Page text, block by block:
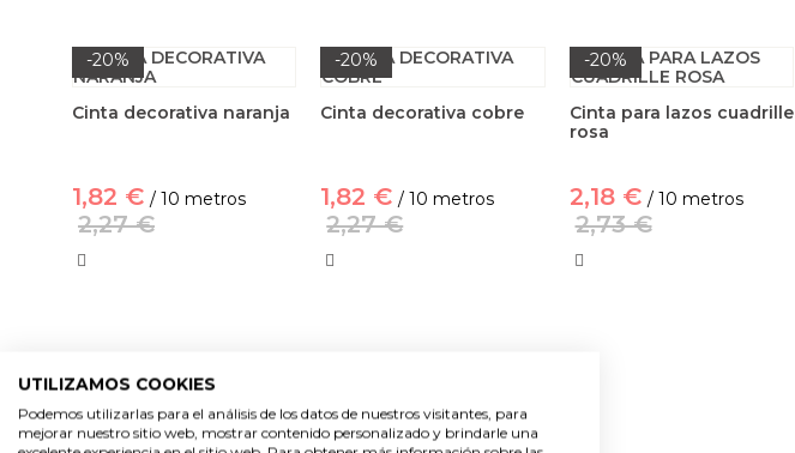
-20%
Cinta decorativa naranja
1,82 € / 10 metros
2,27 €
-20%
Cinta decorativa cobre
1,82 € / 10 metros
2,27 €
-20%
Cinta para lazos cuadrille
rosa
2,18 € / 10 metros
2,73 €
1 2
UTILIZAMOS COOKIES
Podemos utilizarlas para el análisis de los datos de nuestros visitantes, para
mejorar nuestro sitio web, mostrar contenido personalizado y brindarle una